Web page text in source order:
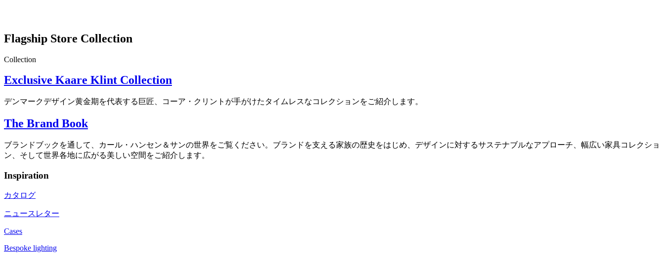
Flagship Store Collection
Collection
Exclusive Kaare Klint Collection
デンマークデザイン黄金期を代表する巨匠、コーア・クリントが手がけたタイムレスなコレクションをご紹介します。
The Brand Book
ブランドブックを通して、カール・ハンセン＆サンの世界をご覧ください。ブランドを支える家族の歴史をはじめ、デザインに対するサステナブルなアプローチ、幅広い家具コレクショ
ン、そして世界各地に広がる美しい空間をご紹介します。
Inspiration
カタログ
ニュースレター
Cases
Bespoke lighting